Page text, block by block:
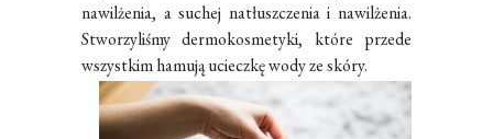
nawilżenia, a suchej natłuszczenia i nawilżenia.
Stworzyliśmy dermokosmetyki, które przede
wszystkim hamują ucieczkę wody ze skóry.